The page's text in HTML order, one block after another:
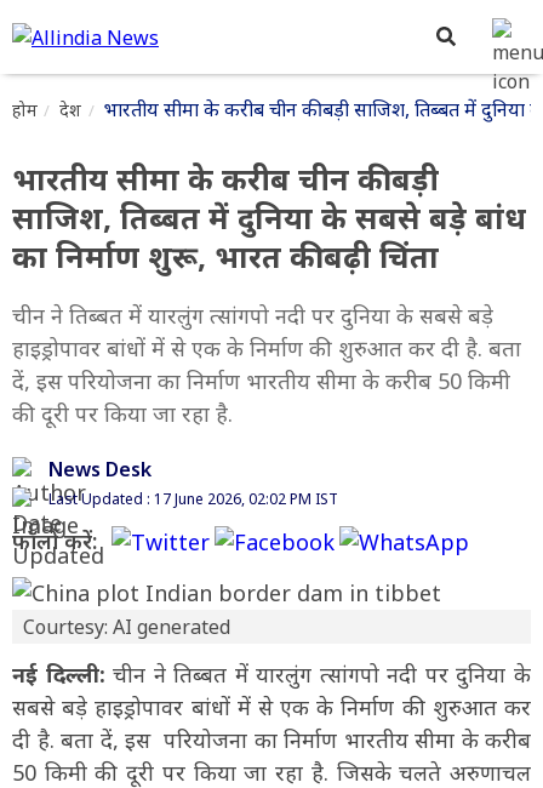
होम देश भारतीय सीमा के करीब चीन की बड़ी साजिश, तिब्बत में
भारतीय सीमा के करीब चीन की बड़ी
साजिश, तिब्बत में दुनिया के सबसे बड़े बांध
का निर्माण शुरू, भारत की बढ़ी चिंता
चीन ने तिब्बत में यारलुंग त्सांगपो नदी पर दुनिया के सबसे बड़े
हाइड्रोपावर बांधों में से एक के निर्माण की शुरुआत कर दी है. बता
दें, इस परियोजना का निर्माण भारतीय सीमा के करीब 50 किमी
की दूरी पर किया जा रहा है.
News Desk
Last Updated : 17 June 2026, 02:02 PM IST
फॉलो करें:
Courtesy: AI generated
नई दिल्ली: चीन ने तिब्बत में यारलुंग त्सांगपो नदी पर दुनिया के
सबसे बड़े हाइड्रोपावर बांधों में से एक के निर्माण की शुरुआत कर
दी है. बता दें, इस परियोजना का निर्माण भारतीय सीमा के करीब
50 किमी की दूरी पर किया जा रहा है. जिसके चलते अरुणाचल